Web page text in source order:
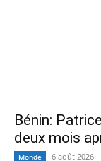
Bénin:
deux mois
Monde 6 août 2026